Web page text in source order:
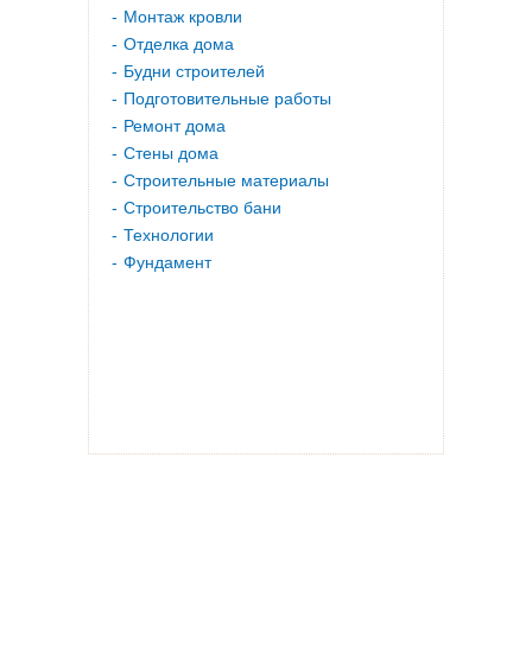
Монтаж кровли
Отделка дома
Будни строителей
Подготовительные работы
Ремонт дома
Стены дома
Строительные материалы
Строительство бани
Технологии
Фундамент